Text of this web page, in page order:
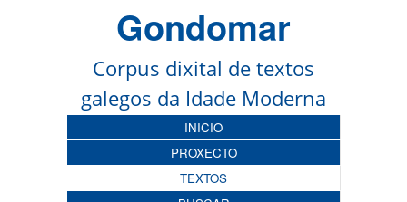
Gondomar
Corpus dixital de textos
galegos da Idade Moderna
INICIO
PROXECTO
TEXTOS